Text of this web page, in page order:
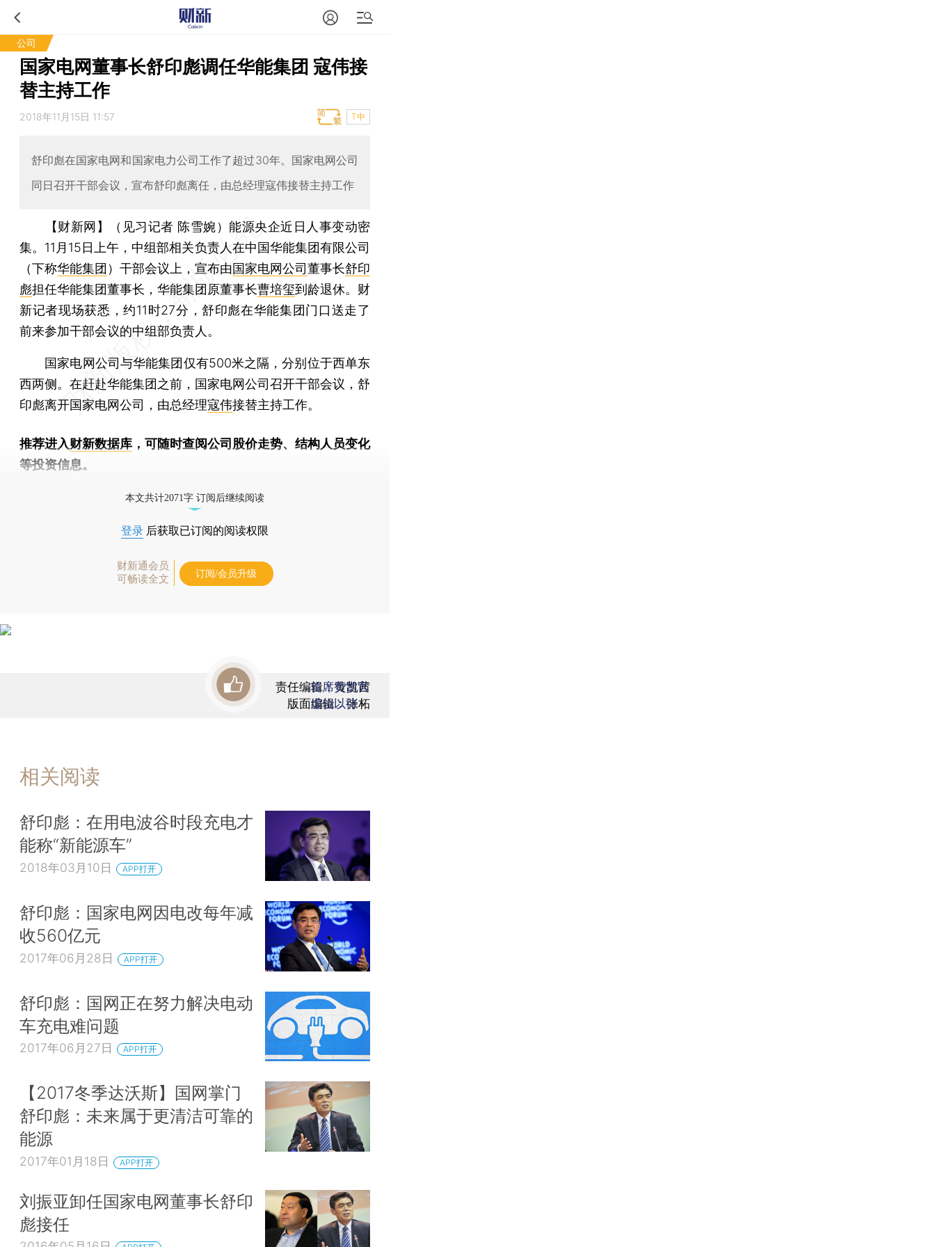
公司
国家电网董事长舒印彪调任华能集团 寇伟接
替主持工作
2018年11月15日 11:57 T中
舒印彪在国家电网和国家电力公司工作了超过30年。国家电网公司
同日召开干部会议，宣布舒印彪离任，由总经理寇伟接替主持工作
【财新网】（见习记者 陈雪婉）能源央企近日人事变动密
集。11月15日上午，中组部相关负责人在中国华能集团有限公司
（下称华能集团 ）干部会议上，宣布由国家电网公司董事长舒印
彪担任华能集团董事长，华能集团原董事长曹培玺到龄退休。财
新记者现场获悉，约11时27分，舒印彪在华能集团门口送走了
前来参加干部会议的中组部负责人。
国家电网公司与华能集团仅有500米之隔，分别位于西单东
西两侧。在赶赴华能集团之前，国家电网公司召开干部会议，舒
印彪离开国家电网公司，由总经理寇伟接替主持工作。
推荐进入财新数据库 ，可随时查阅公司股价走势、结构人员变化
等投资信息。
本文共计2071字 订阅后继续阅读
登录 后获取已订阅的阅读权限
财新通会员
可畅读全文
订阅/会员升级
责任编辑：黄凯茜
版面编辑：张柘
首席赞赏官
虚位以待
相关阅读
舒印彪：在用电波谷时段充电才
能称“新能源车”
2018年03月10日 APP打开
舒印彪：国家电网因电改每年减
收560亿元
2017年06月28日 APP打开
舒印彪：国网正在努力解决电动
车充电难问题
2017年06月27日 APP打开
【2017冬季达沃斯】国网掌门
舒印彪：未来属于更清洁可靠的
能源
2017年01月18日 APP打开
刘振亚卸任国家电网董事长舒印
彪接任